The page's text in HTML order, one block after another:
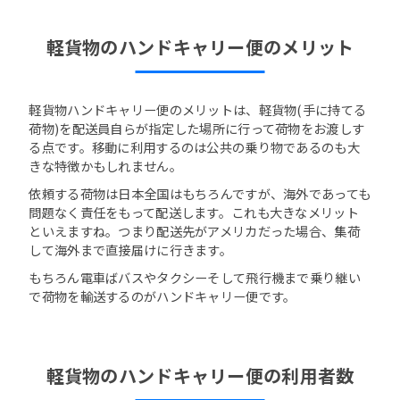
軽貨物のハンドキャリー便のメリット
軽貨物ハンドキャリー便のメリットは、軽貨物(手に持てる
荷物)を配送員自らが指定した場所に行って荷物をお渡しす
る点です。移動に利用するのは公共の乗り物であるのも大
きな特徴かもしれません。
依頼する荷物は日本全国はもちろんですが、海外であっても
問題なく責任をもって配送します。これも大きなメリット
といえますね。つまり配送先がアメリカだった場合、集荷
して海外まで直接届けに行きます。
もちろん電車ばバスやタクシーそして飛行機まで乗り継い
で荷物を輸送するのがハンドキャリー便です。
軽貨物のハンドキャリー便の利用者数